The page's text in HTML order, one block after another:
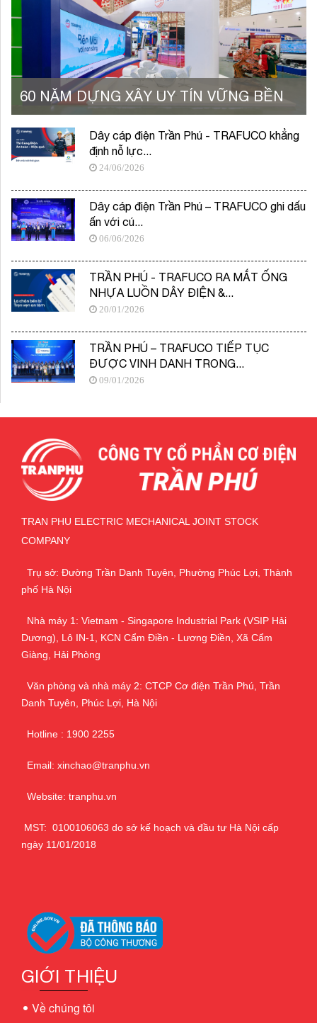
60 NĂM DỰNG XÂY UY TÍN VỮNG BỀN
Dây cáp điện Trần Phú - TRAFUCO khẳng
định nỗ lực...
24/06/2026
Dây cáp điện Trần Phú – TRAFUCO ghi dấu
ấn với cú...
06/06/2026
TRẦN PHÚ - TRAFUCO RA MẮT ỐNG
NHỰA LUỒN DÂY ĐIỆN &...
20/01/2026
TRẦN PHÚ – TRAFUCO TIẾP TỤC
ĐƯỢC VINH DANH TRONG...
09/01/2026
TRAN PHU ELECTRIC MECHANICAL JOINT STOCK
COMPANY
Trụ sở: Đường Trần Danh Tuyên, Phường Phúc Lợi, Thành
phố Hà Nội
Nhà máy 1: Vietnam - Singapore Industrial Park (VSIP Hải
Dương), Lô IN-1, KCN Cẩm Điền - Lương Điền, Xã Cẩm
Giàng, Hải Phòng
Văn phòng và nhà máy 2: CTCP Cơ điện Trần Phú, Trần
Danh Tuyên, Phúc Lợi, Hà Nội
Hotline : 1900 2255
Email: xinchao@tranphu.vn
Website: tranphu.vn
MST: 0100106063 do sở kế hoạch và đầu tư Hà Nội cấp
ngày 11/01/2018
GIỚI THIỆU
Về chúng tôi